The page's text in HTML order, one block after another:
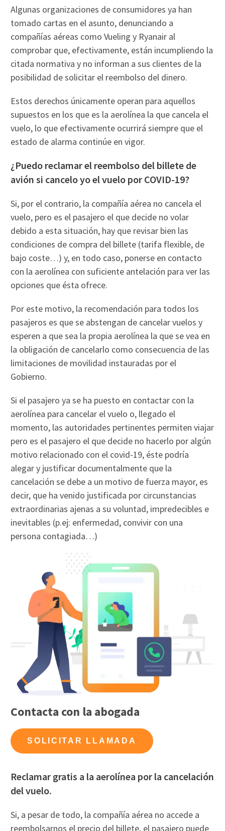
Algunas organizaciones de consumidores ya han
tomado cartas en el asunto, denunciando a
compañías aéreas como Vueling y Ryanair al
comprobar que, efectivamente, están incumpliendo la
citada normativa y no informan a sus clientes de la
posibilidad de solicitar el reembolso del dinero.
Estos derechos únicamente operan para aquellos
supuestos en los que es la aerolínea la que cancela el
vuelo, lo que efectivamente ocurrirá siempre que el
estado de alarma continúe en vigor.
¿Puedo reclamar el reembolso del billete de
avión si cancelo yo el vuelo por COVID-19?
Si, por el contrario, la compañía aérea no cancela el
vuelo, pero es el pasajero el que decide no volar
debido a esta situación, hay que revisar bien las
condiciones de compra del billete (tarifa flexible, de
bajo coste…) y, en todo caso, ponerse en contacto
con la aerolínea con suficiente antelación para ver las
opciones que ésta ofrece.
Por este motivo, la recomendación para todos los
pasajeros es que se abstengan de cancelar vuelos y
esperen a que sea la propia aerolínea la que se vea en
la obligación de cancelarlo como consecuencia de las
limitaciones de movilidad instauradas por el
Gobierno.
Si el pasajero ya se ha puesto en contactar con la
aerolínea para cancelar el vuelo o, llegado el
momento, las autoridades pertinentes permiten viajar
pero es el pasajero el que decide no hacerlo por algún
motivo relacionado con el covid-19, éste podría
alegar y justificar documentalmente que la
cancelación se debe a un motivo de fuerza mayor, es
decir, que ha venido justificada por circunstancias
extraordinarias ajenas a su voluntad, impredecibles e
inevitables (p.ej: enfermedad, convivir con una
persona contagiada…)
Contacta con la abogada
SOLICITAR LLAMADA
Reclamar gratis a la aerolínea por la cancelación
del vuelo.
Si, a pesar de todo, la compañía aérea no accede a
reembolsarnos el precio del billete, el pasajero puede